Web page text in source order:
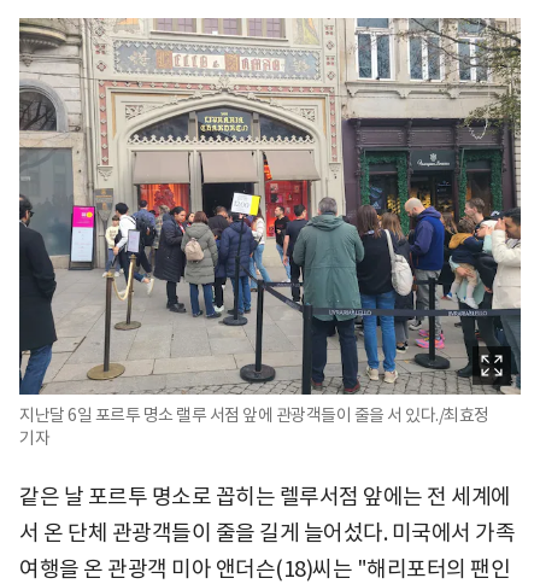
지난달 6일 포르투 명소 랠루 서점 앞에 관광객들이 줄을 서 있다./최효정
기자
같은 날 포르투 명소로 꼽히는 렐루서점 앞에는 전 세계에
서 온 단체 관광객들이 줄을 길게 늘어섰다. 미국에서 가족
여행을 온 관광객 미아 앤더슨(18)씨는 "해리포터의 팬인